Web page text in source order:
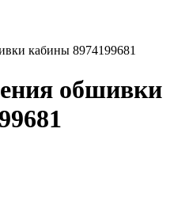
кабины 8974199681
обшивки